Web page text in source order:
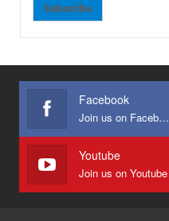
Subscribe
Facebook
Join us on Facebook
Youtube
Join us on Youtube